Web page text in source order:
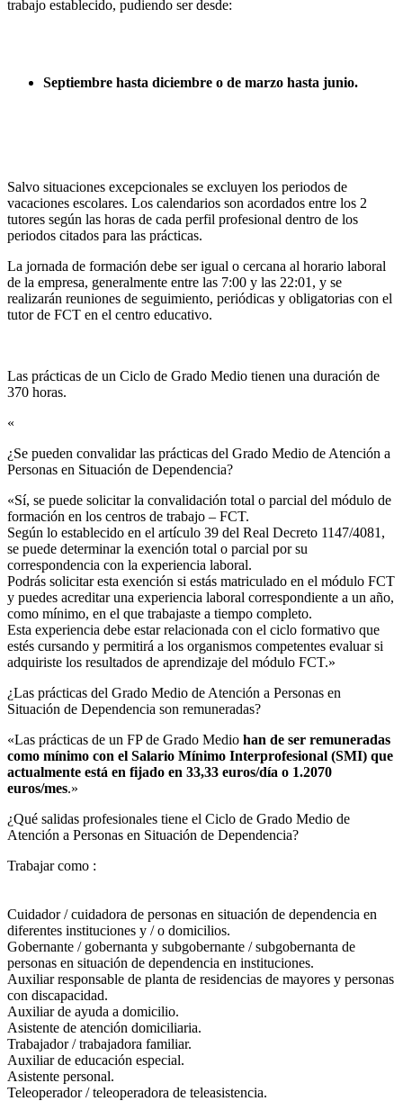
trabajo establecido, pudiendo ser desde:
Septiembre hasta diciembre o de marzo hasta junio.
Salvo situaciones excepcionales se excluyen los periodos de
vacaciones escolares. Los calendarios son acordados entre los 2
tutores según las horas de cada perfil profesional dentro de los
periodos citados para las prácticas.
La jornada de formación debe ser igual o cercana al horario laboral
de la empresa, generalmente entre las 7:00 y las 22:01, y se
realizarán reuniones de seguimiento, periódicas y obligatorias con el
tutor de FCT en el centro educativo.
Las prácticas de un Ciclo de Grado Medio tienen una duración de
370 horas.
«
¿Se pueden convalidar las prácticas del Grado Medio de Atención a
Personas en Situación de Dependencia?​
«Sí, se puede solicitar la convalidación total o parcial del módulo de
formación en los centros de trabajo – FCT.
Según lo establecido en el artículo 39 del Real Decreto 1147/4081,
se puede determinar la exención total o parcial por su
correspondencia con la experiencia laboral.
Podrás solicitar esta exención si estás matriculado en el módulo FCT
y puedes acreditar una experiencia laboral correspondiente a un año,
como mínimo, en el que trabajaste a tiempo completo.
Esta experiencia debe estar relacionada con el ciclo formativo que
estés cursando y permitirá a los organismos competentes evaluar si
adquiriste los resultados de aprendizaje del módulo FCT.»
¿Las prácticas del Grado Medio de Atención a Personas en
Situación de Dependencia son remuneradas?​
«Las prácticas de un FP de Grado Medio han de ser remuneradas
como mínimo con el Salario Mínimo Interprofesional (SMI) que
actualmente está en fijado en 33,33 euros/día o 1.2070
euros/mes.»
¿Qué salidas profesionales tiene el Ciclo de Grado Medio de
Atención a Personas en Situación de Dependencia?​
Trabajar como :
Cuidador / cuidadora de personas en situación de dependencia en
diferentes instituciones y / o domicilios.
Gobernante / gobernanta y subgobernante / subgobernanta de
personas en situación de dependencia en instituciones.
Auxiliar responsable de planta de residencias de mayores y personas
con discapacidad.
Auxiliar de ayuda a domicilio.
Asistente de atención domiciliaria.
Trabajador / trabajadora familiar.
Auxiliar de educación especial.
Asistente personal.
Teleoperador / teleoperadora de teleasistencia.